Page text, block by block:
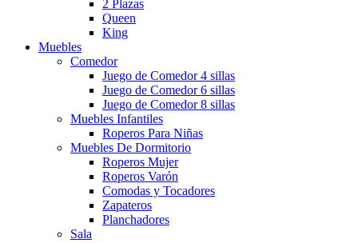
2 Plazas
Queen
King
Muebles
Comedor
Juego de Comedor 4 sillas
Juego de Comedor 6 sillas
Juego de Comedor 8 sillas
Muebles Infantiles
Roperos Para Niñas
Muebles De Dormitorio
Roperos Mujer
Roperos Varón
Comodas y Tocadores
Zapateros
Planchadores
Sala